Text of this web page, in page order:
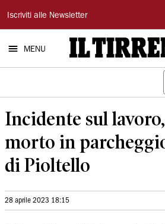
Il
Tirreno
Iscriviti alle Newsletter
MENU
Incidente sul
morto in
di Pioltello
28 aprile 2023 18:15